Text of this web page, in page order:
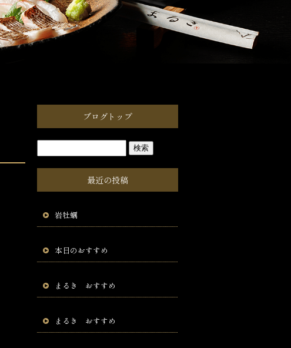
ブログトップ
最近の投稿
岩牡蠣
本日のおすすめ
まるき おすすめ
まるき おすすめ